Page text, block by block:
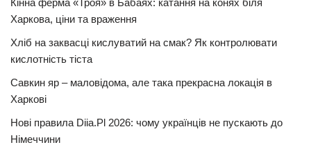
Кінна ферма «Троя» в Бабаях: катання на конях біля
Харкова, ціни та враження
Хліб на заквасці кислуватий на смак? Як контролювати
кислотність тіста
Савкин яр – маловідома, але така прекрасна локація в
Харкові
Нові правила Diia.Pl 2026: чому українців не пускають до
Німеччини